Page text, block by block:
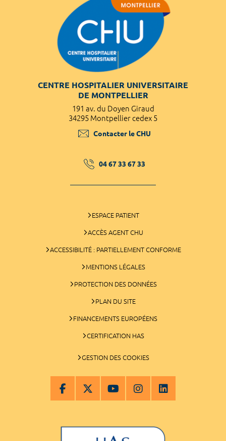
CENTRE HOSPITALIER UNIVERSITAIRE
DE MONTPELLIER
191 av. du Doyen Giraud
34295 Montpellier cedex 5
Contacter le CHU
04 67 33 67 33
ESPACE PATIENT
ACCÈS AGENT CHU
ACCESSIBILITÉ : PARTIELLEMENT CONFORME
MENTIONS LÉGALES
PROTECTION DES DONNÉES
PLAN DU SITE
FINANCEMENTS EUROPÉENS
CERTIFICATION HAS
GESTION DES COOKIES